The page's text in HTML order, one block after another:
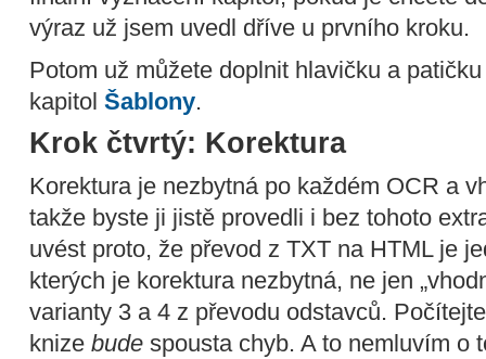
výraz už jsem uvedl dříve u prvního kroku.
Potom už můžete doplnit hlavičku a
kapitol Šablony.
Krok čtvrtý: Korektura
Korektura je nezbytná po každém OCR a
takže byste ji jistě provedli i bez tohoto
uvést proto, že převod z TXT na HTML je
kterých je korektura nezbytná, ne jen
varianty 3 a 4 z převodu odstavců.
knize bude spousta chyb. A to nemluvím o